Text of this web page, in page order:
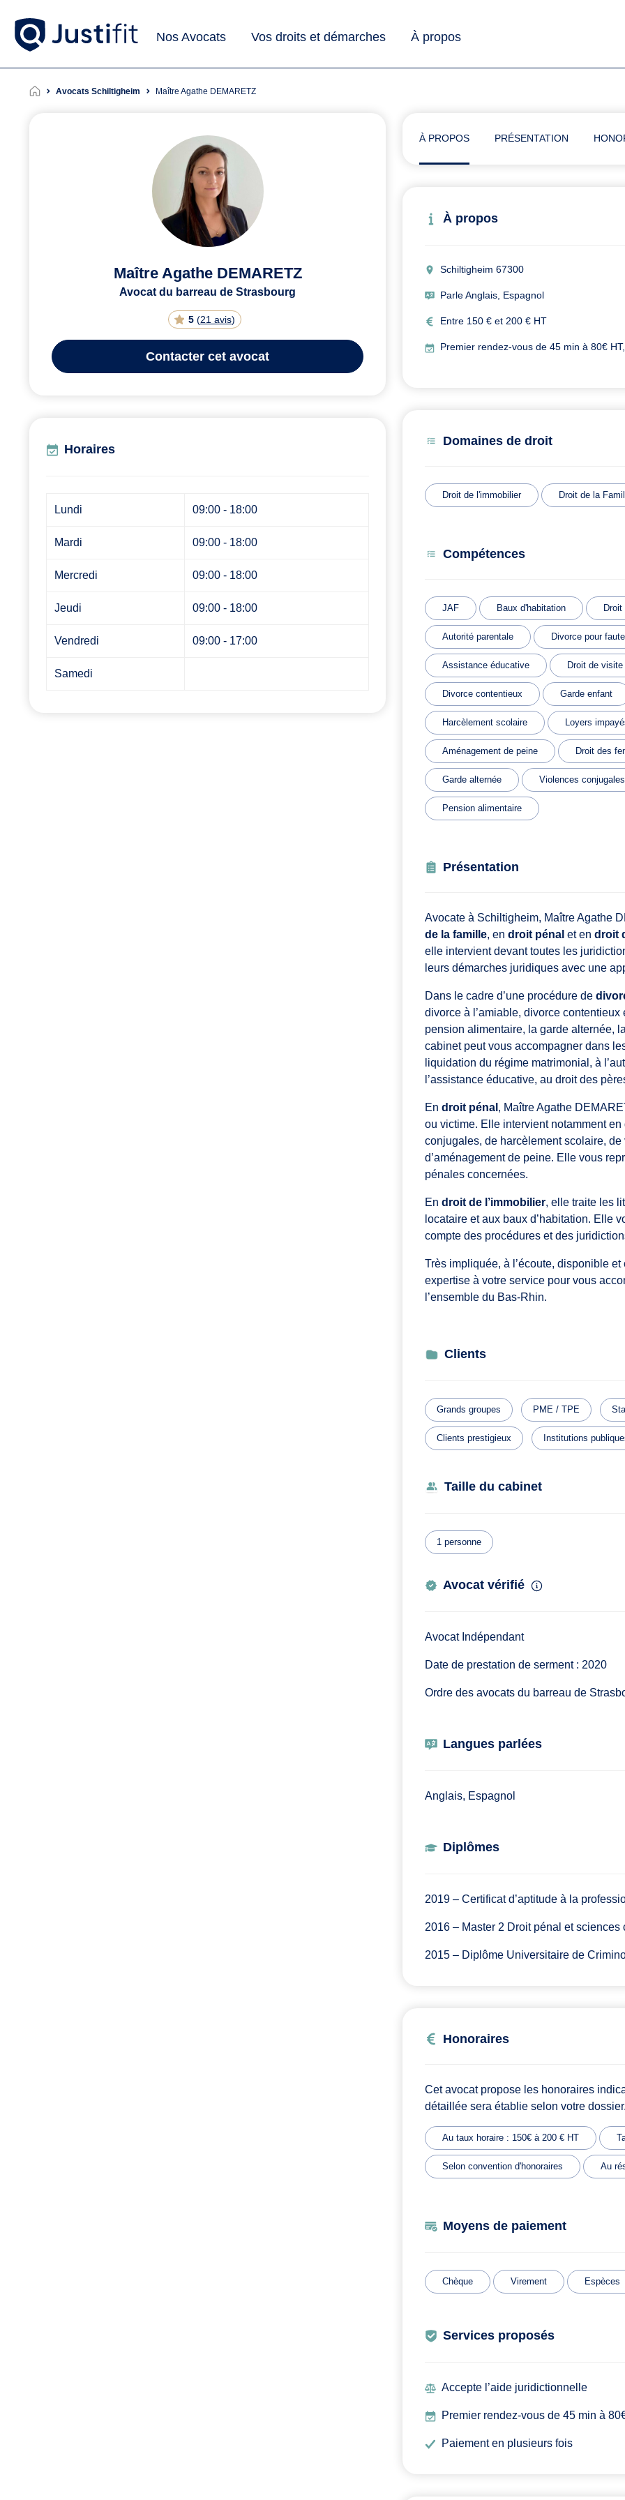
Nos Avocats Vos droits et démarches À propos
Avocats Schiltigheim Maître Agathe DEMARETZ
Maître Agathe DEMARETZ
Avocat du barreau de Strasbourg
5 (21 avis)
Contacter cet avocat
Horaires
Lundi 09:00 - 18:00
Mardi 09:00 - 18:00
Mercredi 09:00 - 18:00
Jeudi 09:00 - 18:00
Vendredi 09:00 - 17:00
Samedi
À PROPOS PRÉSENTATION
À propos
Schiltigheim 67300
Parle Anglais, Espagnol
Entre 150 € et 200 € HT
Premier rendez-vous de 45 min à 80€
Domaines de droit
Droit de l'immobilier Droit de la
Compétences
JAF Baux d'habitation
Autorité parentale Divorce pour faute
Assistance éducative Droit de visite
Divorce contentieux Garde enfant
Harcèlement scolaire Loyers
Aménagement de peine Droit des
Garde alternée Violences conjugales
Pension alimentaire
Présentation
Avocate à Schiltigheim, Maître Agathe
de la famille, en droit pénal et en droit
elle intervient devant toutes les
leurs démarches juridiques avec une
Dans le cadre d’une procédure de
divorce à l’amiable, divorce
pension alimentaire, la garde alternée,
cabinet peut vous accompagner dans
liquidation du régime matrimonial, à
l’assistance éducative, au droit des
En droit pénal , Maître Agathe
ou victime. Elle intervient notamment
conjugales, de harcèlement scolaire,
d’aménagement de peine. Elle vous
pénales concernées.
En droit de l’immobilier, elle traite les
locataire et aux baux d’habitation. Elle
compte des procédures et des
Très impliquée, à l’écoute, disponible
expertise à votre service pour vous
l’ensemble du Bas-Rhin.
Clients
Grands groupes PME / TPE
Clients prestigieux Institutions
Taille du cabinet
1 personne
Avocat vérifié
Avocat Indépendant
Date de prestation de serment : 2020
Ordre des avocats du barreau de
Langues parlées
Anglais, Espagnol
Diplômes
2019 – Certificat d’aptitude à la
2016 – Master 2 Droit pénal et sciences
2015 – Diplôme Universitaire de
Honoraires
Cet avocat propose les honoraires
détaillée sera établie selon votre
Au taux horaire : 150€ à 200 € HT
Selon convention d'honoraires Au
Moyens de paiement
Chèque Virement Espèces
Services proposés
Accepte l’aide juridictionnelle
Premier rendez-vous de 45 min à
Paiement en plusieurs fois